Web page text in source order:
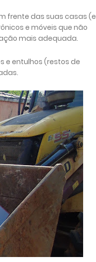
frente das suas casas (e
e móveis que não
mais adequada.
e entulhos (restos de